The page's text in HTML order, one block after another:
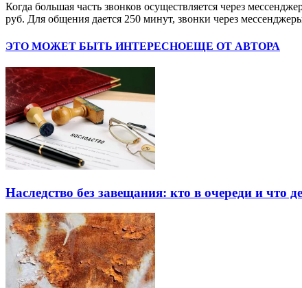
Когда большая часть звонков осуществляется через
руб. Для общения дается 250 минут, звонки через
ЭТО МОЖЕТ БЫТЬ ИНТЕРЕСНОЕЩЕ ОТ АВТОРА
Наследство без завещания: кто в очереди и что